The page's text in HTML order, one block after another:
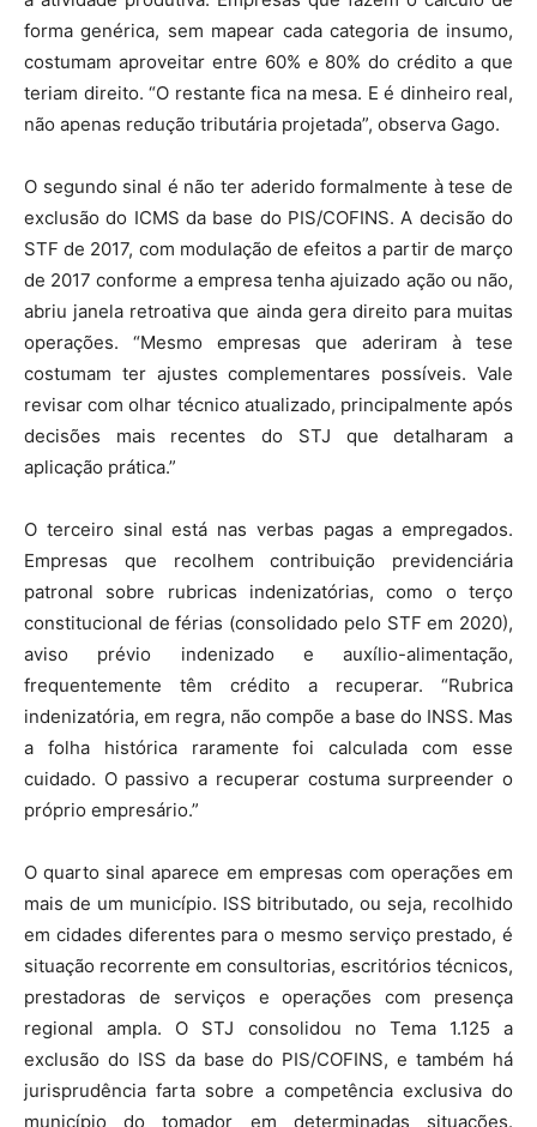
forma genérica, sem mapear cada categoria de insumo,
costumam aproveitar entre 60% e 80% do crédito a que
teriam direito. “O restante fica na mesa. E é dinheiro real,
não apenas redução tributária projetada”, observa Gago.
O segundo sinal é não ter aderido formalmente à tese de
exclusão do ICMS da base do PIS/COFINS. A decisão do
STF de 2017, com modulação de efeitos a partir de março
de 2017 conforme a empresa tenha ajuizado ação ou não,
abriu janela retroativa que ainda gera direito para muitas
operações. “Mesmo empresas que aderiram à tese
costumam ter ajustes complementares possíveis. Vale
revisar com olhar técnico atualizado, principalmente após
decisões mais recentes do STJ que detalharam a
aplicação prática.”
O terceiro sinal está nas verbas pagas a empregados.
Empresas que recolhem contribuição previdenciária
patronal sobre rubricas indenizatórias, como o terço
constitucional de férias (consolidado pelo STF em 2020),
aviso prévio indenizado e auxílio-alimentação,
frequentemente têm crédito a recuperar. “Rubrica
indenizatória, em regra, não compõe a base do INSS. Mas
a folha histórica raramente foi calculada com esse
cuidado. O passivo a recuperar costuma surpreender o
próprio empresário.”
O quarto sinal aparece em empresas com operações em
mais de um município. ISS bitributado, ou seja, recolhido
em cidades diferentes para o mesmo serviço prestado, é
situação recorrente em consultorias, escritórios técnicos,
prestadoras de serviços e operações com presença
regional ampla. O STJ consolidou no Tema 1.125 a
exclusão do ISS da base do PIS/COFINS, e também há
jurisprudência farta sobre a competência exclusiva do
município do tomador em determinadas situações.